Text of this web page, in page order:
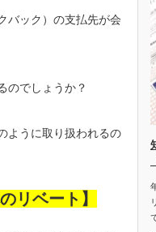
バック）の支払先が会
のでしょうか？
ように取り扱われるの
リベート】